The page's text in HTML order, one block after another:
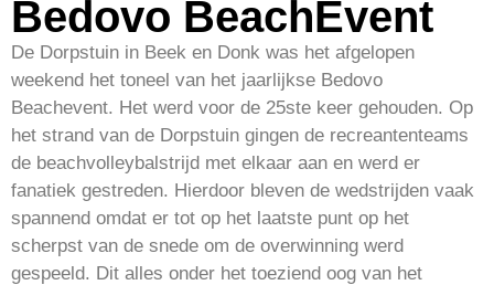
Bedovo BeachEvent
De Dorpstuin in Beek en Donk was het afgelopen
weekend het toneel van het jaarlijkse Bedovo
Beachevent. Het werd voor de 25ste keer gehouden. Op
het strand van de Dorpstuin gingen de recreantenteams
de beachvolleybalstrijd met elkaar aan en werd er
fanatiek gestreden. Hierdoor bleven de wedstrijden vaak
spannend omdat er tot op het laatste punt op het
scherpst van de snede om de overwinning werd
gespeeld. Dit alles onder het toeziend oog van het